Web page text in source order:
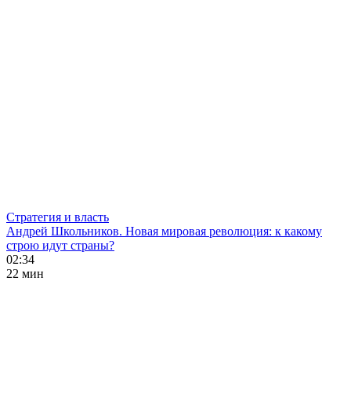
Стратегия и власть
Андрей Школьников. Новая мировая революция: к какому
строю идут страны?
02:34
22 мин